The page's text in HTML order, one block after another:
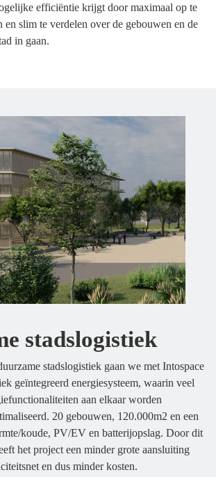
efficiëntie krijgt door maximaal op te
en slim te verdelen over de gebouwen en de
in gaan.
stadslogistiek
stadslogistiek gaan we met Intospace
geïntegreerd energiesysteem, waarin veel
aan elkaar worden
20 gebouwen, 120.000m2 en een
koude, PV/EV en batterijopslag. Door dit
het project een minder grote aansluiting
en dus minder kosten.